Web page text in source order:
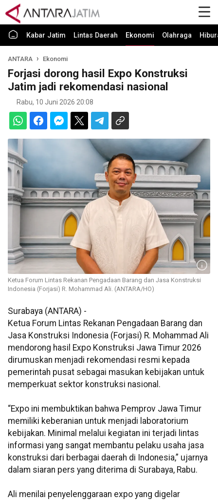
Kabar Jatim Lintas Daerah Ekonomi Olahraga
ANTARA Ekonomi
Forjasi dorong hasil Expo Konstruksi
Jatim jadi rekomendasi nasional
Rabu, 10 Juni 2026 20:08
Ketua Forum Lintas Rekanan Pengadaan Barang dan Jasa Konstruksi
Indonesia (Forjasi) R. Mohammad Ali. (ANTARA/HO)
Surabaya (ANTARA) -
Ketua Forum Lintas Rekanan Pengadaan Barang dan
Jasa Konstruksi Indonesia (Forjasi) R. Mohammad Ali
mendorong hasil Expo Konstruksi Jawa Timur 2026
dirumuskan menjadi rekomendasi resmi kepada
pemerintah pusat sebagai masukan kebijakan untuk
memperkuat sektor konstruksi nasional.
“Expo ini membuktikan bahwa Pemprov Jawa Timur
memiliki keberanian untuk menjadi laboratorium
kebijakan. Minimal melalui kegiatan ini terjadi lintas
informasi yang sangat membantu pelaku usaha jasa
konstruksi dari berbagai daerah di Indonesia,” ujarnya
dalam siaran pers yang diterima di Surabaya, Rabu.
Ali menilai penyelenggaraan expo yang digelar